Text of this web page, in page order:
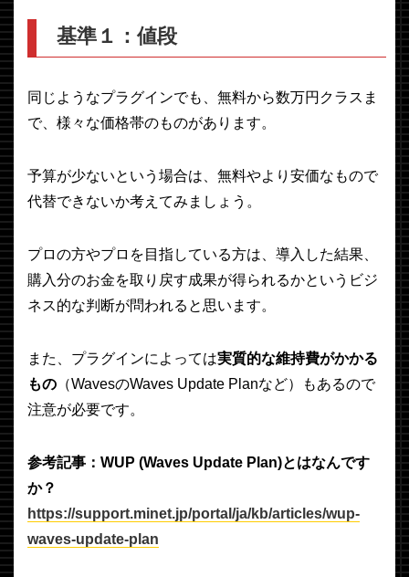
基準１：値段
同じようなプラグインでも、無料から数万円クラスま
で、様々な価格帯のものがあります。
予算が少ないという場合は、無料やより安価なもので
代替できないか考えてみましょう。
プロの方やプロを目指している方は、導入した結果、
購入分のお金を取り戻す成果が得られるかというビジ
ネス的な判断が問われると思います。
また、プラグインによっては実質的な維持費がかかる
もの （WavesのWaves Update Planなど）もあるので
注意が必要です。
参考記事：WUP (Waves Update Plan)とはなんです
か？
https://support.minet.jp/portal/ja/kb/articles/wup-
waves-update-plan